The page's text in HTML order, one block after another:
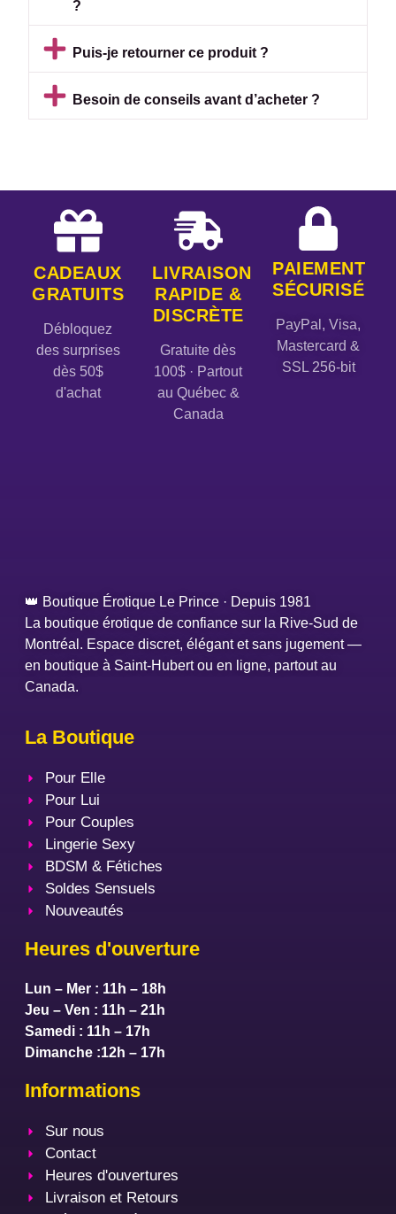
?
Puis-je retourner ce produit ?
Besoin de conseils avant d’acheter ?
CADEAUX
GRATUITS
Débloquez
des surprises
dès 50$
d'achat
LIVRAISON
RAPIDE &
DISCRÈTE
Gratuite dès
100$ · Partout
au Québec &
Canada
PAIEMENT
SÉCURISÉ
PayPal, Visa,
Mastercard &
SSL 256-bit
👑 Boutique Érotique Le Prince · Depuis 1981
La boutique érotique de confiance sur la Rive-Sud de
Montréal. Espace discret, élégant et sans jugement —
en boutique à Saint-Hubert ou en ligne, partout au
Canada.
La Boutique
Pour Elle
Pour Lui
Pour Couples
Lingerie Sexy
BDSM & Fétiches
Soldes Sensuels
Nouveautés
Heures d'ouverture
Lun – Mer : 11h – 18h
Jeu – Ven : 11h – 21h
Samedi : 11h – 17h
Dimanche :12h – 17h
Informations
Sur nous
Contact
Heures d'ouvertures
Livraison et Retours